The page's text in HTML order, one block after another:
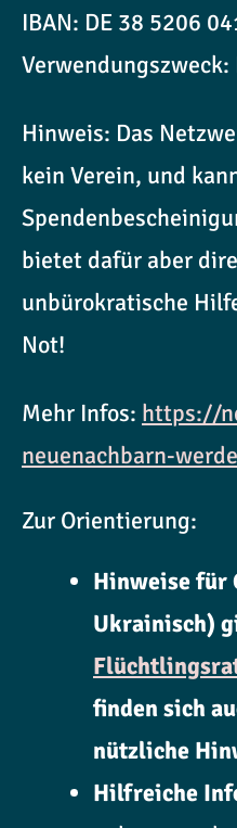
IBAN: DE 38 5206
Hinweis: Das
kein Verein, und
bietet dafür aber
unbürokratische
Not!
Mehr Infos: https://
neuenachbarn-
Zur Orientierung:
Hinweise für
Ukrainisch)
finden sich
nützliche
Hilfreiche